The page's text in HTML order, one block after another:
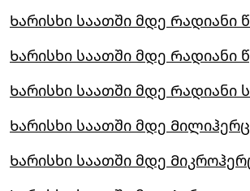
Ხარისხი საათში მდე Რადიანი
Ხარისხი საათში მდე Რადიანი
Ხარისხი საათში მდე Რადიანი
Ხარისხი საათში მდე
Ხარისხი საათში მდე